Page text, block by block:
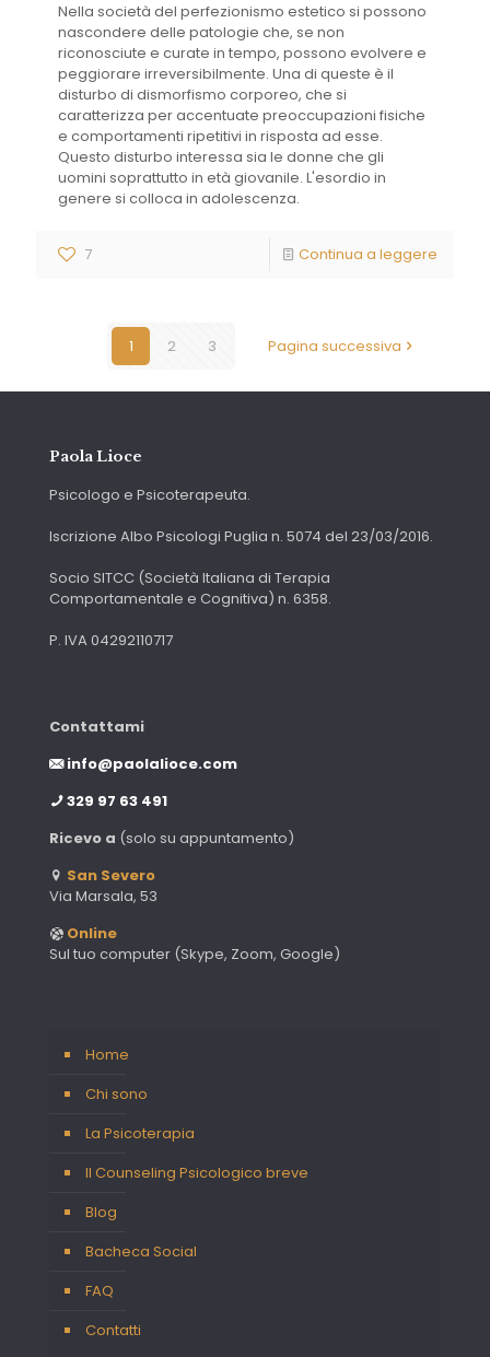
Nella società del perfezionismo estetico si possono
nascondere delle patologie che, se non
riconosciute e curate in tempo, possono evolvere e
peggiorare irreversibilmente. Una di queste è il
disturbo di dismorfismo corporeo, che si
caratterizza per accentuate preoccupazioni fisiche
e comportamenti ripetitivi in risposta ad esse.
Questo disturbo interessa sia le donne che gli
uomini soprattutto in età giovanile. L'esordio in
genere si colloca in adolescenza.
7 Continua a leggere
1 2 3 Pagina successiva
Paola Lioce
Psicologo e Psicoterapeuta.
Iscrizione Albo Psicologi Puglia n. 5074 del 23/03/2016.
Socio SITCC (Società Italiana di Terapia
Comportamentale e Cognitiva) n. 6358.
P. IVA 04292110717
Contattami
info@paolalioce.com
329 97 63 491
Ricevo a (solo su appuntamento)
San Severo
Via Marsala, 53
Online
Sul tuo computer (Skype, Zoom, Google)
Home
Chi sono
La Psicoterapia
Il Counseling Psicologico breve
Blog
Bacheca Social
FAQ
Contatti